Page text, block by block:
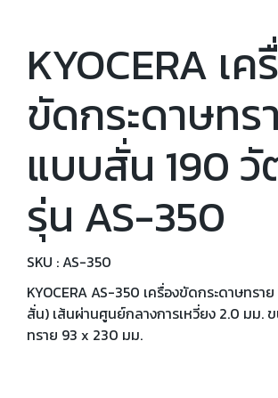
KYOCERA เค
ขัดกระดาษทร
แบบสั่น 190
รุ่น AS-350
SKU : AS-350
KYOCERA AS-350 เครื่องขัดกระดาษทรา
สั่น) เส้นผ่านศูนย์กลางการเหวี่ยง 2.0 มม.
ทราย 93 x 230 มม.